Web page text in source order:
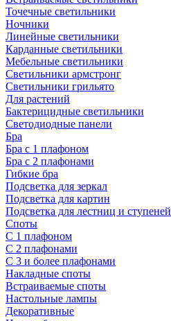
Точечные светильники
Ночники
Линейные светильники
Карданные светильники
Мебельные светильники
Светильники армстронг
Светильники грильято
Для растений
Бактерицидные светильники
Светодиодные панели
Бра
Бра с 1 плафоном
Бра с 2 плафонами
Гибкие бра
Подсветка для зеркал
Подсветка для картин
Подсветка для лестниц и ступеней
Споты
С 1 плафоном
С 2 плафонами
С 3 и более плафонами
Накладные споты
Встраиваемые споты
Настольные лампы
Декоративные